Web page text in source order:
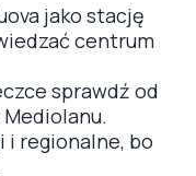
jako stację
centrum
sprawdź od
i regionalne, bo